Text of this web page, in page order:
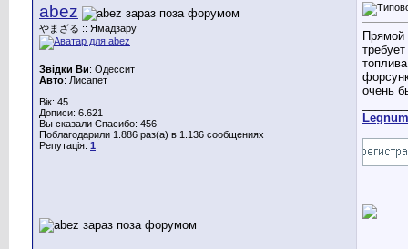
abez
やまざる :: Ямадзару
Звідки Ви: Одессит
Авто: Лисапет
Вік: 45
Дописи: 6.621
Вы сказали Спасибо: 456
Поблагодарили 1.886 раз(а) в 1.136 сообщениях
Репутація: 1
Прямой
очень
Legnum